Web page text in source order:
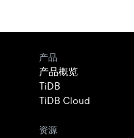
产品
产品概览
TiDB
TiDB Cloud
资源